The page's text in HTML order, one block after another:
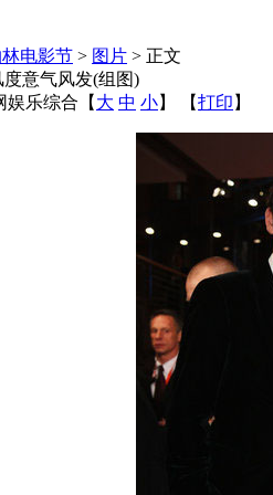
电影节 > 图片 > 正文
意气风发(组图)
娱乐综合 【 大 中 小】 【打印 】